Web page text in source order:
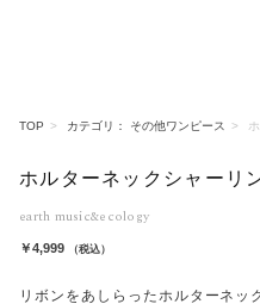
TOP カテゴリ： その他ワンピース
ホルターネックシャーリ
earth music&ecology
￥4,999 （税込）
リボンをあしらったホルターネッ